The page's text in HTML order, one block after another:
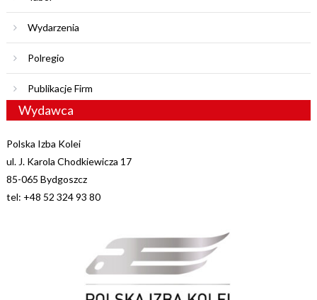
Wydarzenia
Polregio
Publikacje Firm
Wydawca
Polska Izba Kolei
ul. J. Karola Chodkiewicza 17
85-065 Bydgoszcz
tel: +48 52 324 93 80